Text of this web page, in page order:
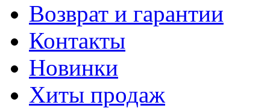
Возврат и гарантии
Контакты
Новинки
Хиты продаж